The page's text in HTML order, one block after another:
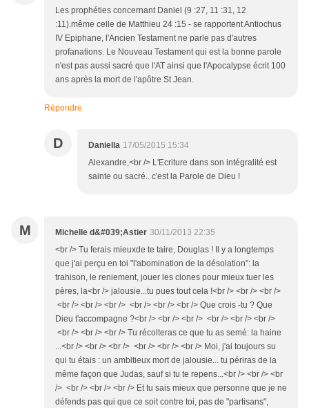
Les prophéties concernant Daniel (9 :27, 11 :31, 12
:11).même celle de Matthieu 24 :15 - se rapportent Antiochus
IV Epiphane, l'Ancien Testament ne parle pas d'autres
profanations. Le Nouveau Testament qui est la bonne parole
n'est pas aussi sacré que l'AT ainsi que l'Apocalypse écrit 100
ans après la mort de l'apôtre St Jean.
Répondre
D Daniella 17/05/2015 15:34
Alexandre,<br /> L'Ecriture dans son intégralité est
sainte ou sacré.. c'est la Parole de Dieu !
M Michelle d&#039;Astier 30/11/2013 22:35
<br /> Tu ferais mieuxde te taire, Douglas ! Il y a longtemps
que j'ai perçu en toi "l'abomination de la désolation": la
trahison, le reniement, jouer les clones pour mieux tuer les
pères, la<br /> jalousie...tu pues tout cela !<br /> <br /> <br />
<br /> <br /> <br /> <br /> <br /> <br /> Que crois -tu ? Que
Dieu t'accompagne ?<br /> <br /> <br /> <br /> <br /> <br />
<br /> <br /> <br /> Tu récolteras ce que tu as semé: la haine
...<br /> <br /> <br /> <br /> <br /> <br /> Moi, j'ai toujours su
qui tu étais : un ambitieux mort de jalousie... tu périras de la
même façon que Judas, sauf si tu te repens...<br /> <br /> <br
/> <br /> <br /> <br /> Et tu sais mieux que personne que je ne
défends pas qui que ce soit contre toi, pas de "partisans",